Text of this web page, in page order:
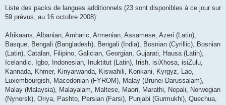
Liste des packs de langues additionnels (23 sont disponibles à ce jour sur
59 prévus, au 16 octobre 2008):
Afrikaans, Albanian, Amharic, Armenian, Assamese, Azeri (Latin),
Basque, Bengali (Bangladesh), Bengali (India), Bosnian (Cyrillic), Bosnian
(Latin), Catalan, Filipino, Galician, Georgian, Gujarati, Hausa (Latin),
Icelandic, Igbo, Indonesian, Inuktitut (Latin), Irish, isiXhosa, isiZulu,
Kannada, Khmer, Kinyarwanda, Kiswahili, Konkani, Kyrgyz, Lao,
Luxembourgish, Macedonian (FYROM), Malay (Brunei Darussalam),
Malay (Malaysia), Malayalam, Maltese, Maori, Marathi, Nepali, Norwegian
(Nynorsk), Oriya, Pashto, Persian (Farsi), Punjabi (Gurmukhi), Quechua,